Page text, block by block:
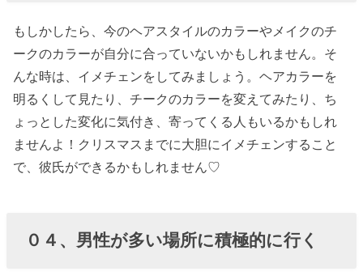
もしかしたら、今のヘアスタイルのカラーやメイクのチ
ークのカラーが自分に合っていないかもしれません。そ
んな時は、イメチェンをしてみましょう。ヘアカラーを
明るくして見たり、チークのカラーを変えてみたり、ち
ょっとした変化に気付き、寄ってくる人もいるかもしれ
ませんよ！クリスマスまでに大胆にイメチェンすること
で、彼氏ができるかもしれません♡
０４、男性が多い場所に積極的に行く